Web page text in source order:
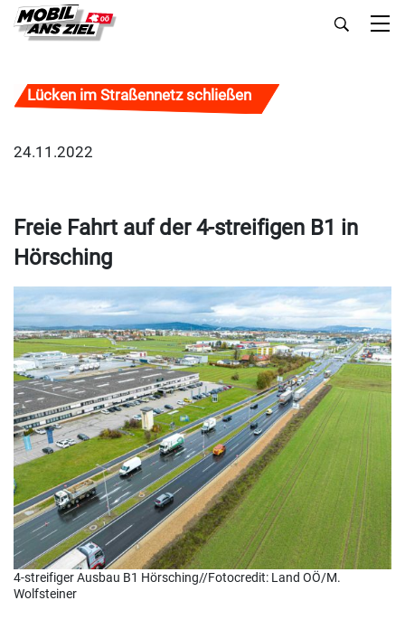
Lücken im Straßennetz schließen
24.11.2022
Freie Fahrt auf der 4-streifigen B1 in
Hörsching
4-streifiger Ausbau B1 Hörsching//Fotocredit: Land OÖ/M.
Wolfsteiner